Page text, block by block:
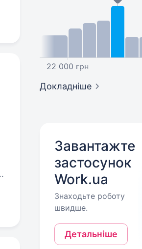
22 000 грн
Докладніше
Завантажте
застосунок
Work.ua
Знаходьте роботу
швидше.
Детальніше